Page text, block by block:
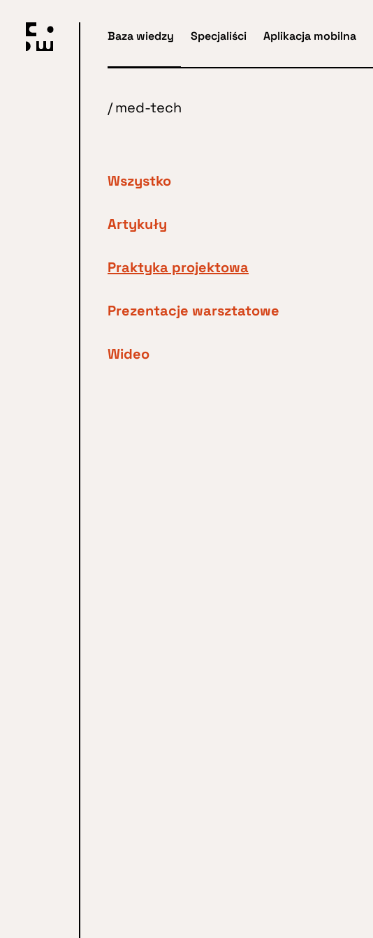
głównej
Baza wiedzy Specjaliści Aplikacja mobilna
/med-tech
Wszystko
Artykuły
Praktyka projektowa
Prezentacje warsztatowe
Wideo